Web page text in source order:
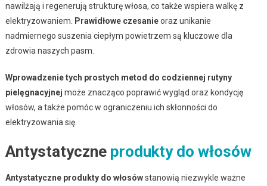
nawilżają i regenerują strukturę włosa, co także wspiera walkę z
elektryzowaniem.
Prawidłowe czesanieoraz unikanie
nadmiernego suszenia ciepłym powietrzem są kluczowe dla
zdrowia naszych pasm.
Wprowadzenie tych prostych metod do codziennej rutyny
pielęgnacyjnej może znacząco poprawić wygląd oraz kondycję
włosów, a także pomóc w ograniczeniu ich skłonności do
elektryzowania się.
Antystatyczne produkty do włosów
Antystatyczne produkty do włosówstanowią niezwykle ważne